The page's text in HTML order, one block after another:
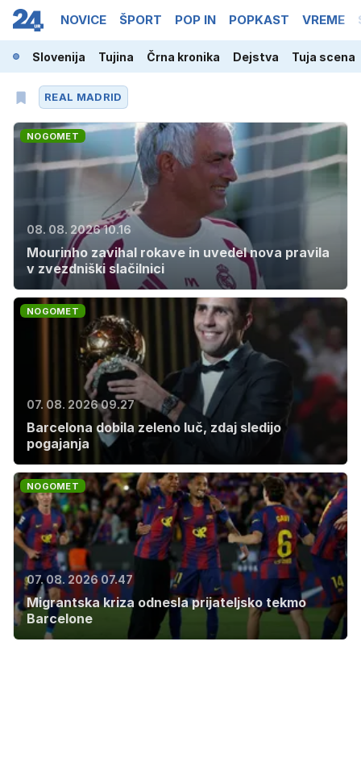
NOVICE ŠPORT POP IN POPKAST VREME
Slovenija Tujina Črna kronika Dejstva Tuja scena
REAL MADRID
NOGOMET
08. 08. 2026 10.16
Mourinho zavihal rokave in uvedel nova pravila
v zvezdniški slačilnici
NOGOMET
07. 08. 2026 09.27
Barcelona dobila zeleno luč, zdaj sledijo
pogajanja
NOGOMET
07. 08. 2026 07.47
Migrantska kriza odnesla prijateljsko tekmo
Barcelone